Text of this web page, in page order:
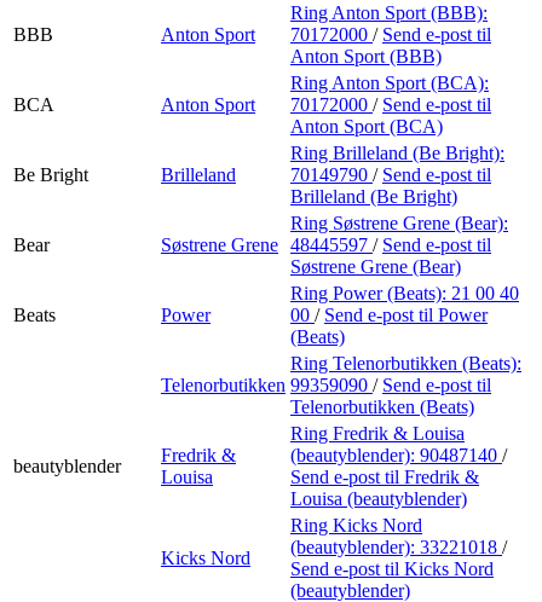
BBB Anton Sport
Ring Anton Sport (BBB):
70172000 / Send e-post til
Anton Sport (BBB)
BCA Anton Sport
Ring Anton Sport (BCA):
70172000 / Send e-post til
Anton Sport (BCA)
Be Bright Brilleland
Ring Brilleland (Be Bright):
70149790 / Send e-post til
Brilleland (Be Bright)
Bear Søstrene Grene
Ring Søstrene Grene (Bear):
48445597 / Send e-post til
Søstrene Grene (Bear)
Beats Power
Ring Power (Beats): 21 00 40
00 / Send e-post til Power
(Beats)
Telenorbutikken
Ring Telenorbutikken (Beats):
99359090 / Send e-post til
Telenorbutikken (Beats)
beautyblender
Fredrik &
Louisa
Ring Fredrik & Louisa
(beautyblender): 90487140 /
Send e-post til Fredrik &
Louisa (beautyblender)
Kicks Nord
Ring Kicks Nord
(beautyblender): 33221018 /
Send e-post til Kicks Nord
(beautyblender)